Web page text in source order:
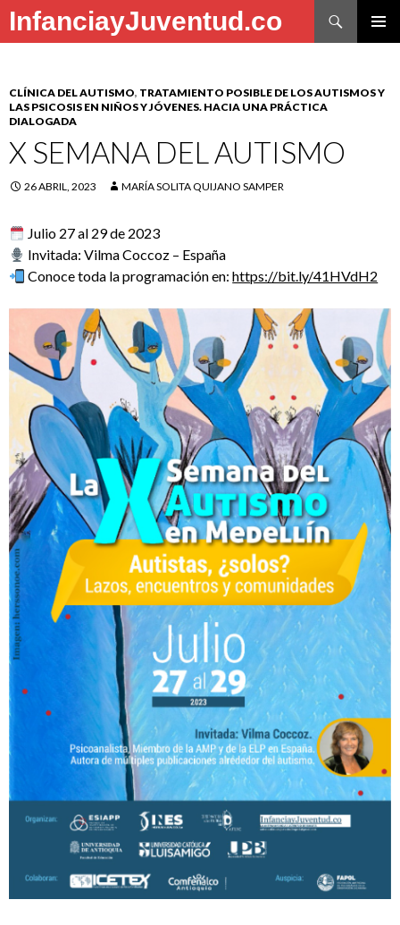
InfanciayJuventud.co
Buscar
CLÍNICA DEL AUTISMO, TRATAMIENTO POSIBLE DE LOS AUTISMOS Y
LAS PSICOSIS EN NIÑOS Y JÓVENES. HACIA UNA PRÁCTICA
DIALOGADA
X SEMANA DEL AUTISMO
26 ABRIL, 2023 MARÍA SOLITA QUIJANO SAMPER
Julio 27 al 29 de 2023
Invitada: Vilma Coccoz – España
Conoce toda la programación en:https://bit.ly/41HVdH2